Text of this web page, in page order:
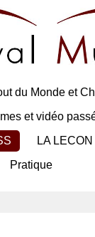
du Monde et
et vidéo
LA
Pratique